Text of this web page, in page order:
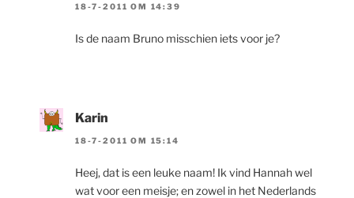
18-7-2011 OM 14:39
Is de naam Bruno misschien iets voor je?
Karin
18-7-2011 OM 15:14
Heej, dat is een leuke naam! Ik vind Hannah wel
wat voor een meisje; en zowel in het Nederlands